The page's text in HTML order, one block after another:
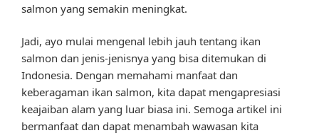
salmon yang semakin meningkat.
Jadi, ayo mulai mengenal lebih jauh tentang ikan
salmon dan jenis-jenisnya yang bisa ditemukan di
Indonesia. Dengan memahami manfaat dan
keberagaman ikan salmon, kita dapat mengapresiasi
keajaiban alam yang luar biasa ini. Semoga artikel ini
bermanfaat dan dapat menambah wawasan kita